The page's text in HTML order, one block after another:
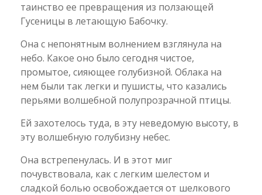
таинство ее превращения из ползающей
Гусеницы в летающую Бабочку.
Она с непонятным волнением взглянула на
небо. Какое оно было сегодня чистое,
промытое, сияющее голубизной. Облака на
нем были так легки и пушисты, что казались
перьями волшебной полупрозрачной птицы.
Ей захотелось туда, в эту неведомую высоту, в
эту волшебную голубизну небес.
Она встрепенулась. И в этот миг
почувствовала, как с легким шелестом и
сладкой болью освобождается от шелкового